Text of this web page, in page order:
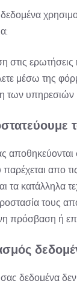
στις ερωτήσεις
μέσω της
των υπηρεσιών
παρέχεται απο
τα κατάλληλα
τους
πρόσβαση ή
δεδομένα